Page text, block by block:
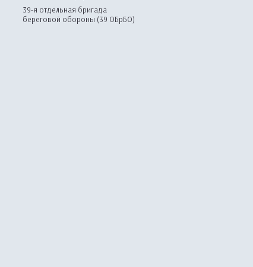
39-я отдельная бригада
береговой обороны (39 ОБрБО)